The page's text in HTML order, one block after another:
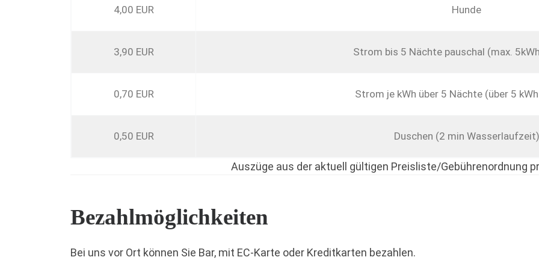
4,00 EUR Hunde
3,90 EUR Strom bis 5 Nächte pauschal (max.
0,70 EUR Strom je kWh über 5 Nächte (über 5
0,50 EUR Duschen (2 min Wasserlaufzeit)
Auszüge aus der aktuell gültigen Preisliste/Gebührenordnung
Bezahlmöglichkeiten
Bei uns vor Ort können Sie Bar, mit EC-Karte oder Kreditkarten bezahlen.